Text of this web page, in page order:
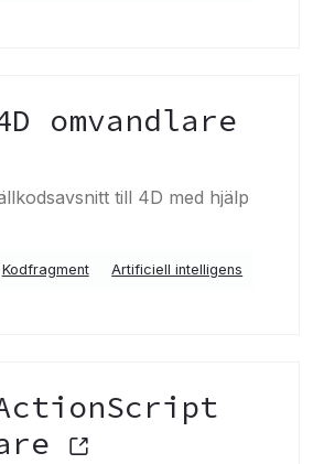
omvandlare
till 4D med hjälp
Kodfragment
Artificiell intelligens